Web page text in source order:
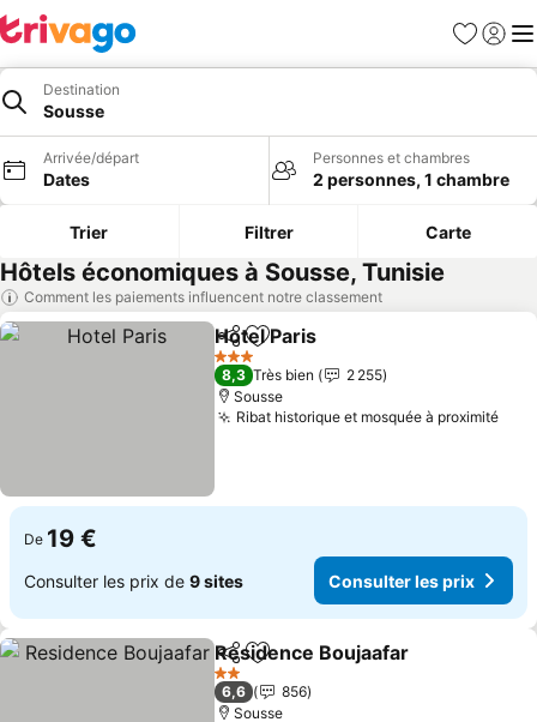
Favoris
Se
Destination
Sousse
Arrivée/départ
Dates
Personnes et chambres
2 personnes, 1 chambre
Trier Filtrer Carte
Hôtels économiques à Sousse, Tunisie
Comment les paiements influencent notre classement
PartagerAjouter à mes favoris
Hotel Paris
3 Étoiles
8,3 Très bien
2 255
Sousse
Ribat historique et mosquée à proximité
De 19 €
Consulter les prix de 9 sites Consulter les prix
PartagerAjouter à mes favoris
Residence Boujaafar
2 Étoiles
6,6
856
Sousse